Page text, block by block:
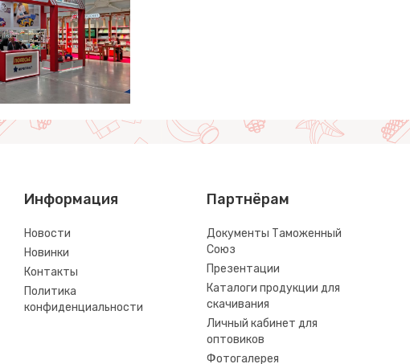
Информация
Новости
Новинки
Контакты
Политика
конфиденциальности
Партнёрам
Документы Таможенный
Союз
Презентации
Каталоги продукции для
скачивания
Личный кабинет для
оптовиков
Фотогалерея